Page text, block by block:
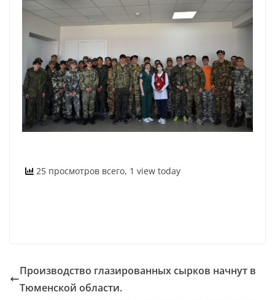
25 просмотров всего, 1 view today
Производство глазированных сырков начнут в
Тюменской области.